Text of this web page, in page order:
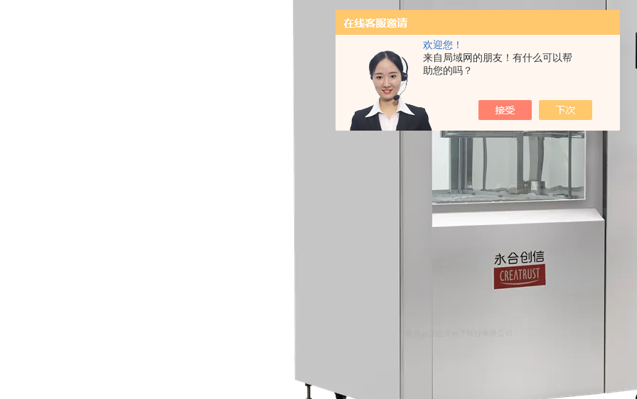
欢迎您！
来自局域网的朋友！有什么可以帮
助您的吗？